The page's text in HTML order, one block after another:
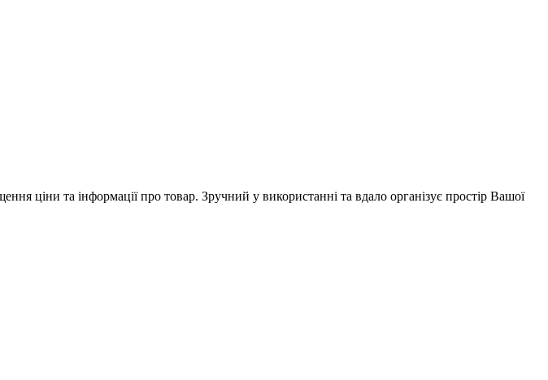
ціни та інформації про товар. Зручний у використанні та вдало організує простір Вашої